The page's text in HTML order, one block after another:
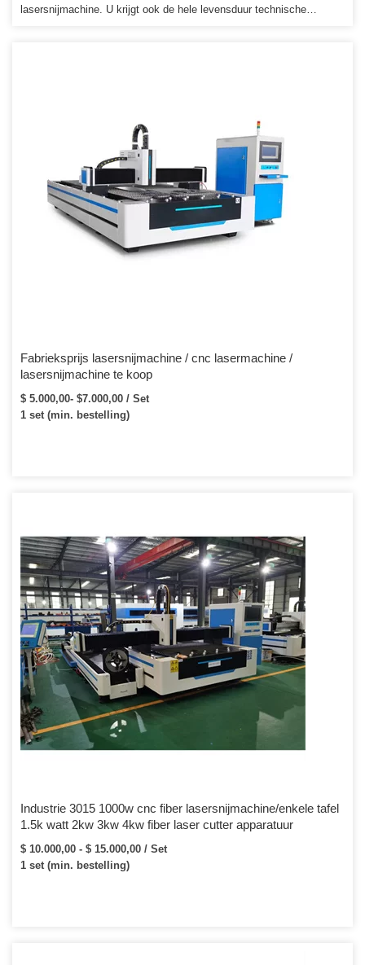
lasersnijmachine. U krijgt ook de hele levensduur technische
Fabrieksprijs lasersnijmachine / cnc lasermachine /
lasersnijmachine te koop
$ 5.000,00- $7.000,00 / Set
1 set (min. bestelling)
Industrie 3015 1000w cnc fiber lasersnijmachine/enkele tafel
1.5k watt 2kw 3kw 4kw fiber laser cutter apparatuur
$ 10.000,00 - $ 15.000,00 / Set
1 set (min. bestelling)